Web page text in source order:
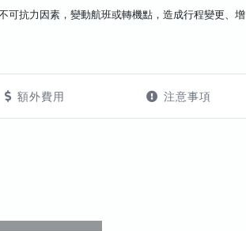
可抗力因素，變動航班或轉機點，造成行程變更、增
額外費用 注意事項